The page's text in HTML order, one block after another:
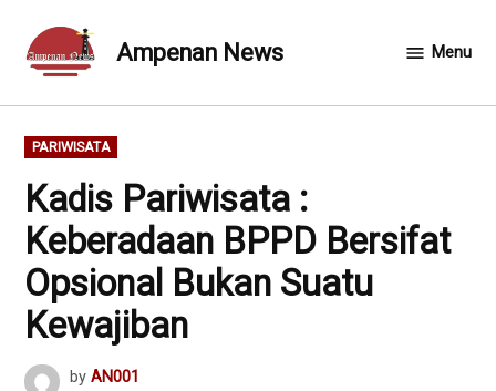
content
Ampenan News Menu
POSTED
IN
PARIWISATA
Kadis Pariwisata :
Keberadaan BPPD Bersifat
Opsional Bukan Suatu
Kewajiban
by AN001